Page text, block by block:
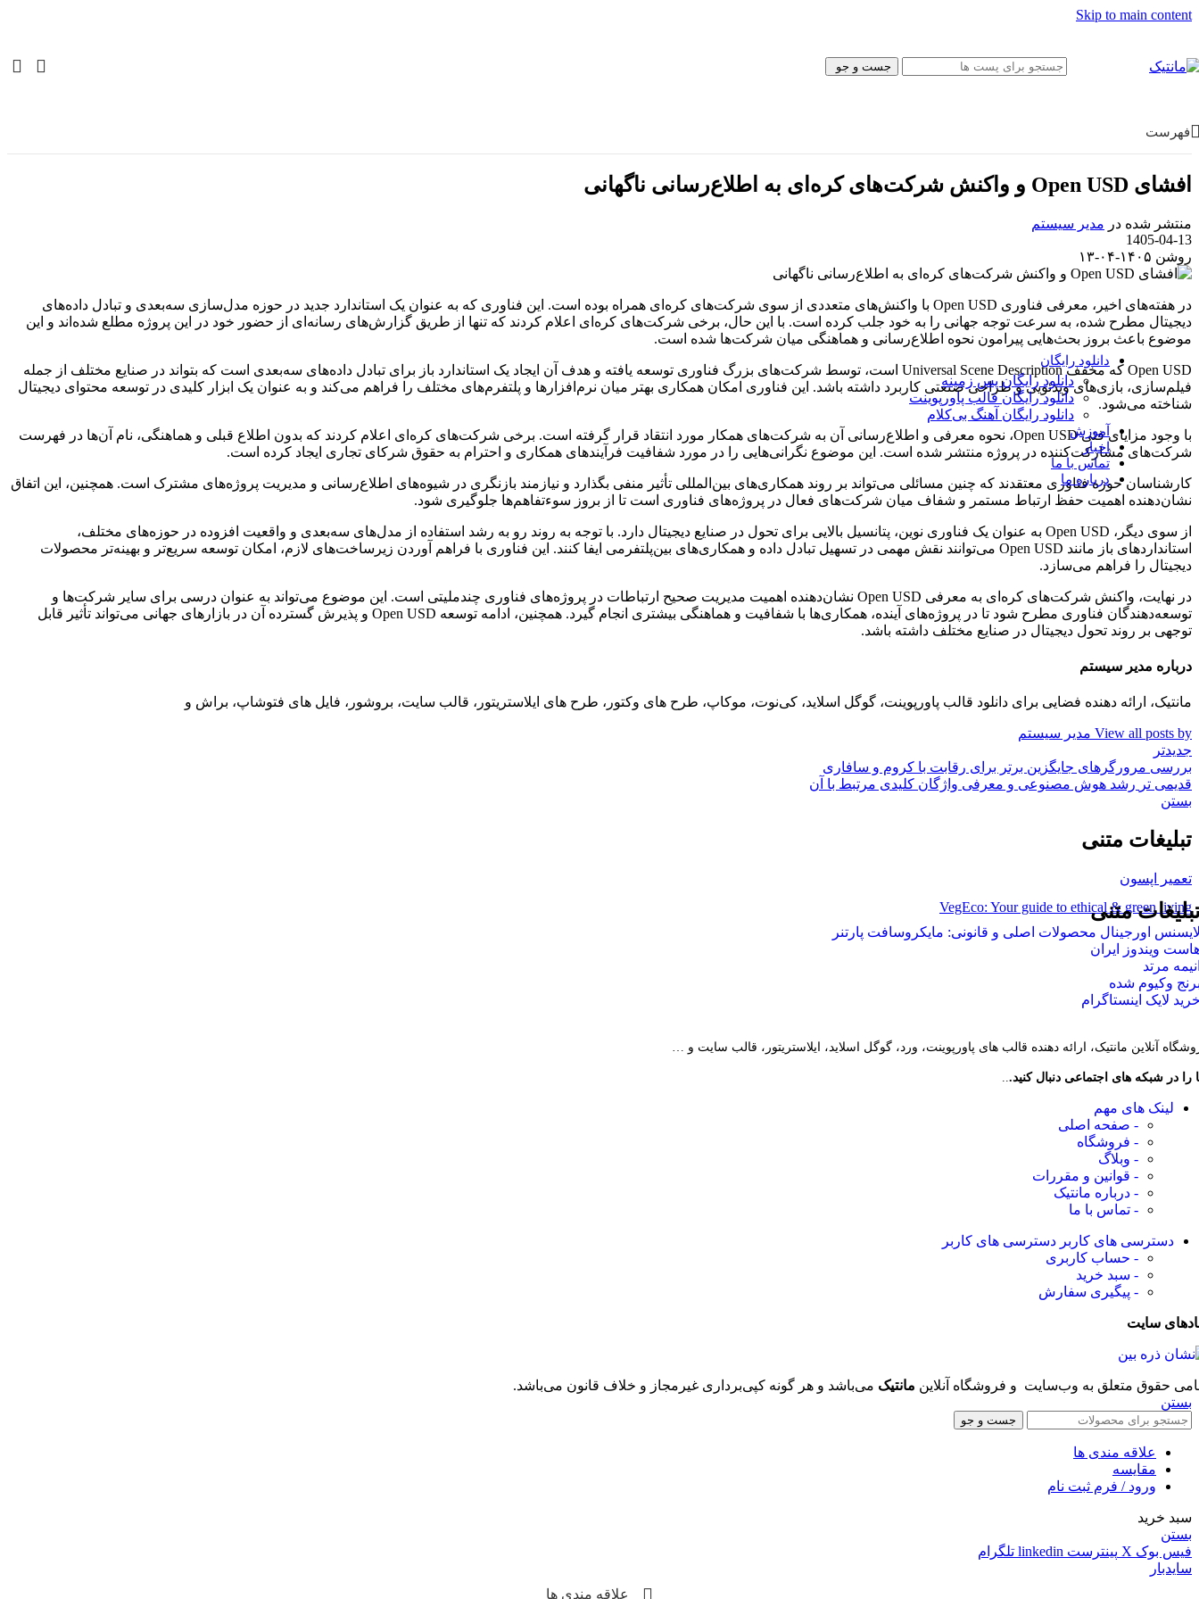
Skip to main content
جست و جو
فهرست
قالب سایت
موکاپ
آیکون
پوستر و تبلیغات
کاراکتر
قالب وب‌سایت
قالب‌ سایت
قالب پنل ادمین
UI/UX
فیگما
Canva
دانلود رایگان
دانلود رایگان پس زمینه
دانلود رایگان قالب‌ پاورپوینت
دانلود رایگان آهنگ بی‌کلام
آموزش
اخبار
تماس با ما
درباره ما
افشای Open USD و واکنش شرکت‌های کره‌ای به اطلاع‌رسانی ناگهانی
منتشر شده در مدیر سیستم
1405-04-13
روشن ۱۴۰۵-۰۴-۱۳
در هفته‌های اخیر، معرفی فناوری Open USD با واکنش‌های متعددی از سوی شرکت‌های کره‌ای همراه بوده است. این فناوری که به عنوان یک استاندارد جدید در حوزه مدل‌سازی سه‌بعدی و تبادل داده‌های
دیجیتال مطرح شده، به سرعت توجه جهانی را به خود جلب کرده است. با این حال، برخی شرکت‌های کره‌ای اعلام کردند که تنها از طریق گزارش‌های رسانه‌ای از حضور خود در این پروژه مطلع شده‌اند و این
موضوع باعث بروز بحث‌هایی پیرامون نحوه اطلاع‌رسانی و هماهنگی میان شرکت‌ها شده است.
Open USD که مخفف Universal Scene Description است، توسط شرکت‌های بزرگ فناوری توسعه یافته و هدف آن ایجاد یک استاندارد باز برای تبادل داده‌های سه‌بعدی است که بتواند در صنایع مختلف از جمله
فیلم‌سازی، بازی‌های ویدئویی و طراحی صنعتی کاربرد داشته باشد. این فناوری امکان همکاری بهتر میان نرم‌افزارها و پلتفرم‌های مختلف را فراهم می‌کند و به عنوان یک ابزار کلیدی در توسعه محتوای دیجیتال
شناخته می‌شود.
با وجود مزایای فنی Open USD، نحوه معرفی و اطلاع‌رسانی آن به شرکت‌های همکار مورد انتقاد قرار گرفته است. برخی شرکت‌های کره‌ای اعلام کردند که بدون اطلاع قبلی و هماهنگی، نام آن‌ها در فهرست
شرکت‌های مشارکت‌کننده در پروژه منتشر شده است. این موضوع نگرانی‌هایی را در مورد شفافیت فرآیندهای همکاری و احترام به حقوق شرکای تجاری ایجاد کرده است.
کارشناسان حوزه فناوری معتقدند که چنین مسائلی می‌تواند بر روند همکاری‌های بین‌المللی تأثیر منفی بگذارد و نیازمند بازنگری در شیوه‌های اطلاع‌رسانی و مدیریت پروژه‌های مشترک است. همچنین، این اتفاق
نشان‌دهنده اهمیت حفظ ارتباط مستمر و شفاف میان شرکت‌های فعال در پروژه‌های فناوری است تا از بروز سوءتفاهم‌ها جلوگیری شود.
از سوی دیگر، Open USD به عنوان یک فناوری نوین، پتانسیل بالایی برای تحول در صنایع دیجیتال دارد. با توجه به روند رو به رشد استفاده از مدل‌های سه‌بعدی و واقعیت افزوده در حوزه‌های مختلف،
استانداردهای باز مانند Open USD می‌توانند نقش مهمی در تسهیل تبادل داده و همکاری‌های بین‌پلتفرمی ایفا کنند. این فناوری با فراهم آوردن زیرساخت‌های لازم، امکان توسعه سریع‌تر و بهینه‌تر محصولات
دیجیتال را فراهم می‌سازد.
در نهایت، واکنش شرکت‌های کره‌ای به معرفی Open USD نشان‌دهنده اهمیت مدیریت صحیح ارتباطات در پروژه‌های فناوری چندملیتی است. این موضوع می‌تواند به عنوان درسی برای سایر شرکت‌ها و
توسعه‌دهندگان فناوری مطرح شود تا در پروژه‌های آینده، همکاری‌ها با شفافیت و هماهنگی بیشتری انجام گیرد. همچنین، ادامه توسعه Open USD و پذیرش گسترده آن در بازارهای جهانی می‌تواند تأثیر قابل
توجهی بر روند تحول دیجیتال در صنایع مختلف داشته باشد.
درباره مدیر سیستم
مانتیک، ارائه دهنده فضایی برای دانلود قالب پاورپوینت، گوگل اسلاید، کی‌نوت، موکاپ، طرح های وکتور، طرح های ایلاستریتور، قالب سایت، بروشور، فایل های فتوشاپ، براش و
View all posts by مدیر سیستم
جدیدتر
بررسی مرورگرهای جایگزین برتر برای رقابت با کروم و سافاری
قدیمی تر رشد هوش مصنوعی و معرفی واژگان کلیدی مرتبط با آن
بستن
تبلیغات متنی
تعمیر اپسون
VegEco: Your guide to ethical & green living
متنی
اورجینال محصولات اصلی و قانونی: مایکروسافت پارتنر
ویندوز ایران
مرتد
وکیوم شده
لایک اینستاگرام
آنلاین مانتیک، ارائه دهنده قالب های پاورپوینت، ورد، گوگل اسلاید، ایلاستریتور، قالب سایت و …
را در شبکه های اجتماعی دنبال کنید...
لینک های مهم
- صفحه اصلی
- فروشگاه
- وبلاگ
- قوانین و مقررات
- درباره مانتیک
- تماس با ما
دسترسی های کاربر دسترسی های کاربر
- حساب کاربری
- سبد خرید
- پیگیری سفارش
سایت
حقوق متعلق به وب‌سایت و فروشگاه‌ آنلاین مانتیک می‌باشد و هر گونه کپی‌برداری غیرمجاز و خلاف قانون می‌باشد.
بستن
جست و جو
علاقه مندی ها
مقایسه
ورود / فرم ثبت نام
سبد خرید
بستن
فیس بوک X پینترست linkedin تلگرام
سایدبار
علاقه مندی ها